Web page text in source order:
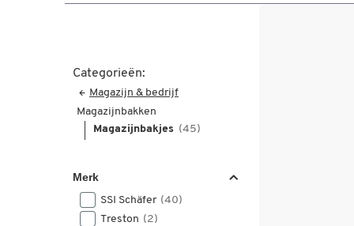
Categorieën:
Magazijn & bedrijf
Magazijnbakken
Magazijnbakjes (45)
Merk
SSI Schäfer (40)
Treston (2)